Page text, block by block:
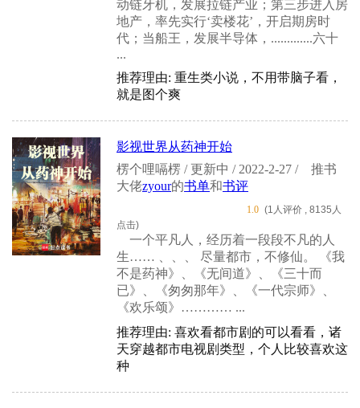
动链牙机，发展拉链产业；第三步进入房
地产，率先实行‘卖楼花’，开启期房时
代；当船王，发展半导体，.............六十
...
推荐理由: 重生类小说，不用带脑子看，
就是图个爽
影视世界从药神开始
楞个哩嗝楞 / 更新中 / 2022-2-27 /
推书
大佬zyour的书单和书评
1.0 (1人评价 , 8135人
点击)
一个平凡人，经历着一段段不凡的人
生…… 、、、 尽量都市，不修仙。 《我
不是药神》、《无间道》、《三十而
已》、《匆匆那年》、《一代宗师》、
《欢乐颂》………… ...
推荐理由: 喜欢看都市剧的可以看看，诸
天穿越都市电视剧类型，个人比较喜欢这
种